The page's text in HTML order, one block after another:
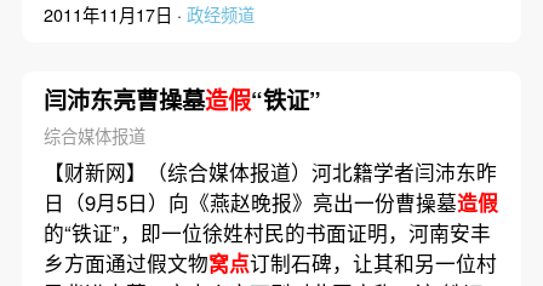
2011年11月17日 · 政经频道
闫沛东亮曹操墓造假“铁证”
综合媒体报道
【财新网】（综合媒体报道）河北籍学者闫沛东昨
日（9月5日）向《燕赵晚报》亮出一份曹操墓造假
的“铁证”，即一位徐姓村民的书面证明，河南安丰
乡方面通过假文物窝点订制石碑，让其和另一位村